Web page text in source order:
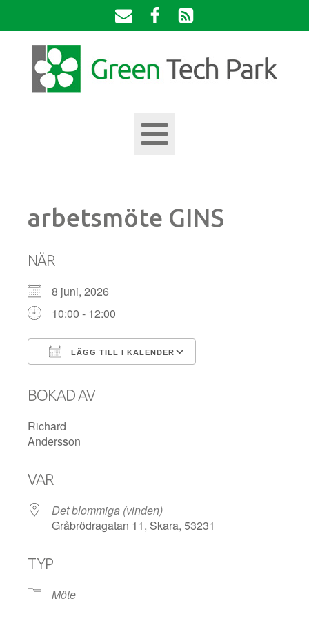
arbetsmöte GINS
NÄR
8 juni, 2026
10:00 - 12:00
LÄGG TILL I KALENDER
BOKAD AV
Richard
Andersson
VAR
Det blommiga (vinden)
Gråbrödragatan 11, Skara, 53231
TYP
Möte